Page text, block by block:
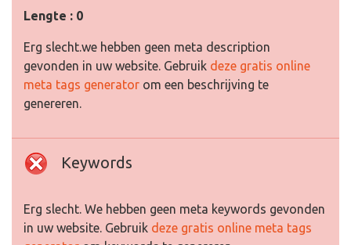
Lengte : 0
Erg slecht.we hebben geen meta description
gevonden in uw website. Gebruik deze gratis online
meta tags generator om een beschrijving te
genereren.
Keywords
Erg slecht. We hebben geen meta keywords gevonden
in uw website. Gebruik deze gratis online meta tags